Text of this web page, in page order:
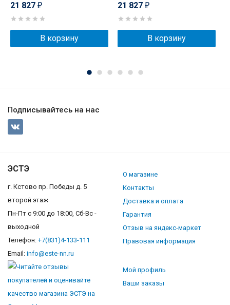
21 827 ₽
В корзину
21 827 ₽
В корзину
Подписывайтесь на нас
ЭСТЭ
г. Кстово пр. Победы д. 5
второй этаж
Пн-Пт с 9:00 до 18:00, Сб-Вс -
выходной
Телефон: +7(831)4-133-111
Email: info@este-nn.ru
О магазине
Контакты
Доставка и оплата
Гарантия
Отзыв на яндекс-маркет
Правовая информация
Мой профиль
Ваши заказы